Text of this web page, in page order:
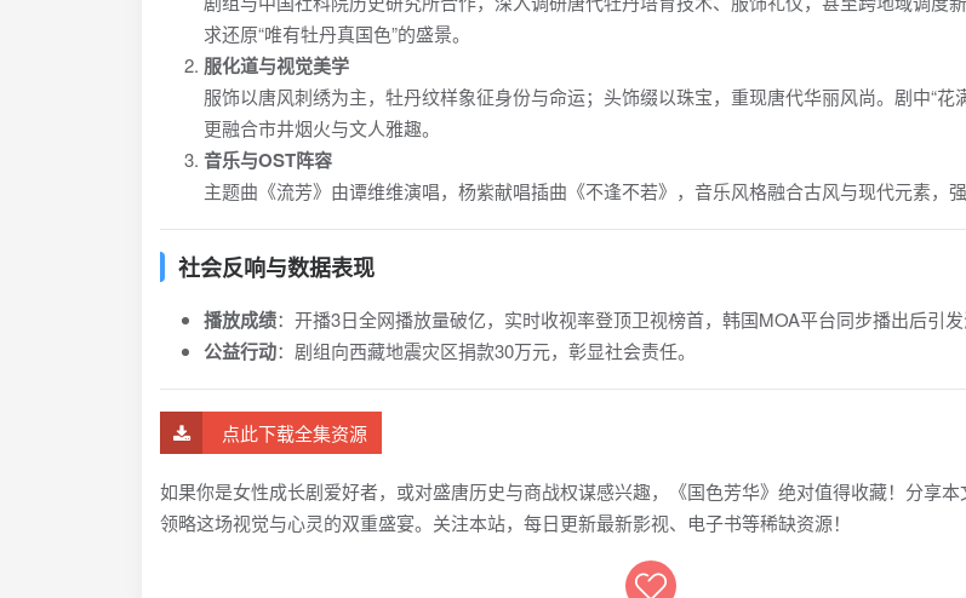
求还原“唯有牡丹真国色”的盛景。
服化道与视觉美学
服饰以唐风刺绣为主，牡丹纹样象征身份与命运；头饰缀以珠宝，重现唐代华丽风尚。剧中“花
更融合市井烟火与文人雅趣。
音乐与OST阵容
主题曲《流芳》由谭维维演唱，杨紫献唱插曲《不逢不若》，音乐风格融合古风与现代元素，强
社会反响与数据表现
播放成绩：开播3日全网播放量破亿，实时收视率登顶卫视榜首，韩国MOA平台同步播出后引发
公益行动：剧组向西藏地震灾区捐款30万元，彰显社会责任。
点此下载全集资源
如果你是女性成长剧爱好者，或对盛唐历史与商战权谋感兴趣，《国色芳华》绝对值得收藏！分享
领略这场视觉与心灵的双重盛宴。关注本站，每日更新最新影视、电子书等稀缺资源！